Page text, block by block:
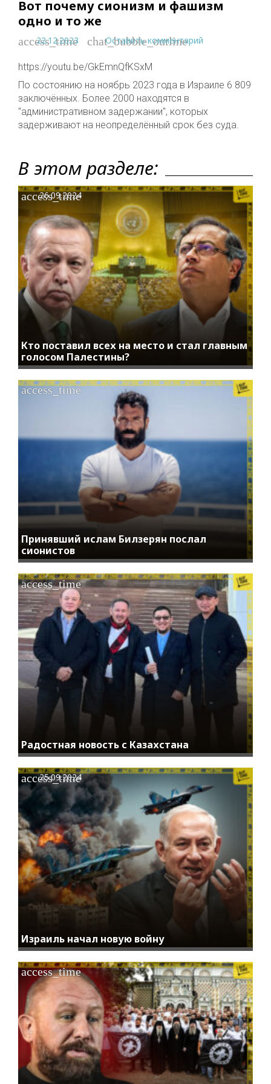
Вот почему сионизм и фашизм
одно и то же
access_time
22.12.2023 chat_bubble_outline
Оставить комментарий
https://youtu.be/GkEmnQfKSxM
По состоянию на ноябрь 2023 года в Израиле 6 809
заключённых. Более 2000 находятся в
"административном задержании", которых
задерживают на неопределённый срок без суда.
В этом разделе:
Кто поставил всех на место и стал главным
голосом Палестины?
access_time
26.09.2024
Принявший ислам Билзерян послал
сионистов
access_time
Радостная новость с Казахстана
access_time
Израиль начал новую войну
access_time
25.09.2024
access_time